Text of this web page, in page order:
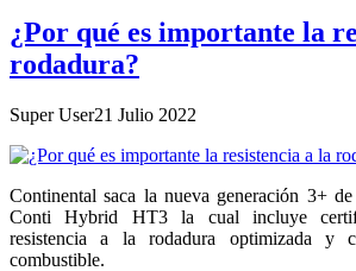
¿Por qué es importante la
rodadura?
Super User21 Julio 2022
Continental saca la nueva generación 3+
Conti Hybrid HT3 la cual incluye
resistencia a la rodadura optimizada y
combustible.